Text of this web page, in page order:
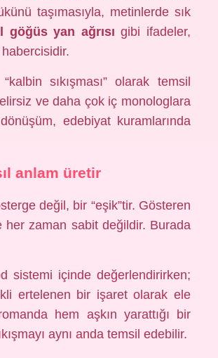
taşımasıyla, metinlerde sık
göğüs yan ağrısı gibi ifadeler,
sıkışması” olarak temsil
ve daha çok iç monologlara
edebiyat kuramlarında
anlam üretir
değil, bir “eşik”tir. Gösteren
zaman sabit değildir. Burada
sistemi içinde değerlendirirken;
ertelenen bir işaret olarak ele
hem aşkın yarattığı bir
aynı anda temsil edebilir.